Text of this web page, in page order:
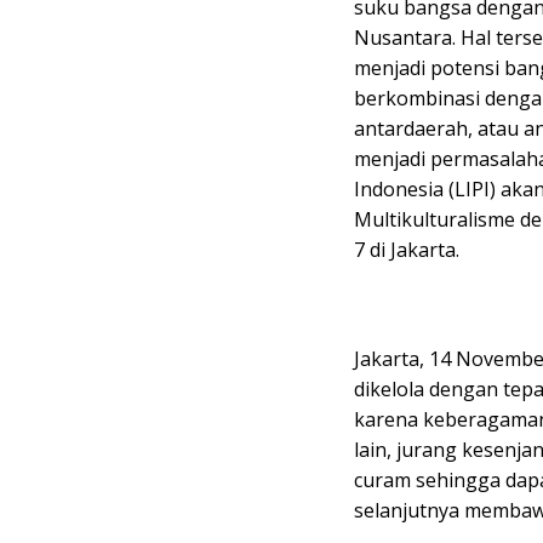
suku bangsa
Nusantara. Hal
menjadi potensi
berkombinasi
antardaerah, atau
menjadi
Indonesia (LIPI)
Multikulturalisme
7 di Jakarta.
Jakarta, 14
dikelola dengan
karena
lain, jurang
curam sehingga
selanjutnya